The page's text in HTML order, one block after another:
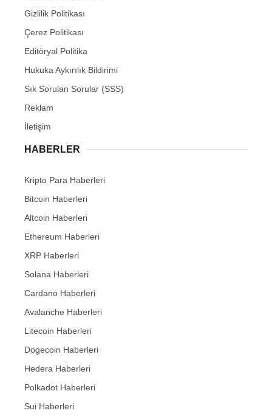
Gizlilik Politikası
Çerez Politikası
Editöryal Politika
Hukuka Aykırılık Bildirimi
Sık Sorulan Sorular (SSS)
Reklam
İletişim
HABERLER
Kripto Para Haberleri
Bitcoin Haberleri
Altcoin Haberleri
Ethereum Haberleri
XRP Haberleri
Solana Haberleri
Cardano Haberleri
Avalanche Haberleri
Litecoin Haberleri
Dogecoin Haberleri
Hedera Haberleri
Polkadot Haberleri
Sui Haberleri